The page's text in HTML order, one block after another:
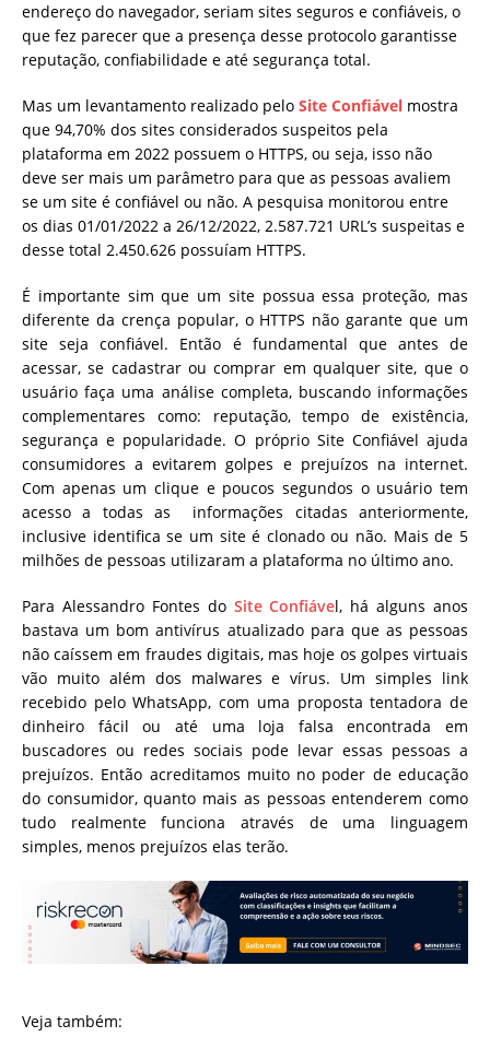
endereço do navegador, seriam sites seguros e confiáveis, o
que fez parecer que a presença desse protocolo garantisse
reputação, confiabilidade e até segurança total.
Mas um levantamento realizado pelo Site Confiável mostra
que 94,70% dos sites considerados suspeitos pela
plataforma em 2022 possuem o HTTPS, ou seja, isso não
deve ser mais um parâmetro para que as pessoas avaliem
se um site é confiável ou não. A pesquisa monitorou entre
os dias 01/01/2022 a 26/12/2022, 2.587.721 URL’s suspeitas e
desse total 2.450.626 possuíam HTTPS.
É importante sim que um site possua essa proteção, mas
diferente da crença popular, o HTTPS não garante que um
site seja confiável. Então é fundamental que antes de
acessar, se cadastrar ou comprar em qualquer site, que o
usuário faça uma análise completa, buscando informações
complementares como: reputação, tempo de existência,
segurança e popularidade. O próprio Site Confiável ajuda
consumidores a evitarem golpes e prejuízos na internet.
Com apenas um clique e poucos segundos o usuário tem
acesso a todas as informações citadas anteriormente,
inclusive identifica se um site é clonado ou não. Mais de 5
milhões de pessoas utilizaram a plataforma no último ano.
Para Alessandro Fontes do Site Confiável, há alguns anos
bastava um bom antivírus atualizado para que as pessoas
não caíssem em fraudes digitais, mas hoje os golpes virtuais
vão muito além dos malwares e vírus. Um simples link
recebido pelo WhatsApp, com uma proposta tentadora de
dinheiro fácil ou até uma loja falsa encontrada em
buscadores ou redes sociais pode levar essas pessoas a
prejuízos. Então acreditamos muito no poder de educação
do consumidor, quanto mais as pessoas entenderem como
tudo realmente funciona através de uma linguagem
simples, menos prejuízos elas terão.
Veja também: